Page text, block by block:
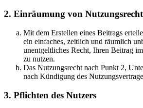
2. Einräumung von
Mit dem Erstellen eines Beitrags
ein einfaches, zeitlich und räumlich
unentgeltliches Recht, Ihren Beitrag
zu nutzen.
Das Nutzungsrecht nach Punkt 2,
nach Kündigung des
3. Pflichten des Nutzers